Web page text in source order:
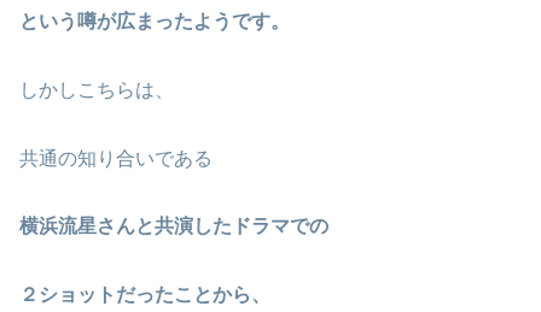
という噂が広まったようです。
しかしこちらは、
共通の知り合いである
横浜流星さんと共演したドラマでの
２ショットだったことから、